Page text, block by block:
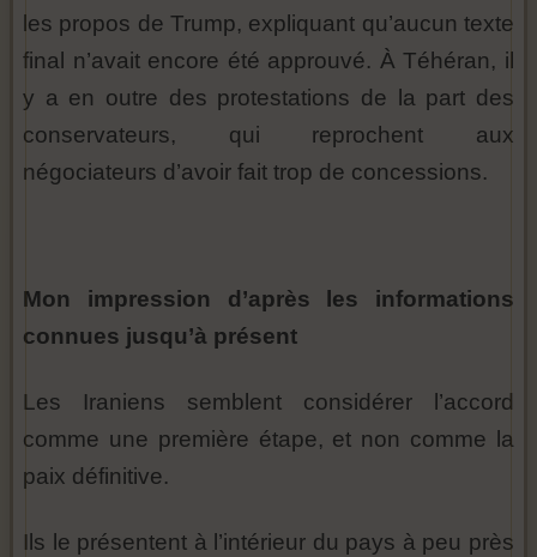
les propos de Trump, expliquant qu’aucun texte
final n’avait encore été approuvé. À Téhéran, il
y a en outre des protestations de la part des
conservateurs, qui reprochent aux
négociateurs d’avoir fait trop de concessions.
Mon impression d’après les informations
connues jusqu’à présent
Les Iraniens semblent considérer l’accord
comme une première étape, et non comme la
paix définitive.
Ils le présentent à l’intérieur du pays à peu près